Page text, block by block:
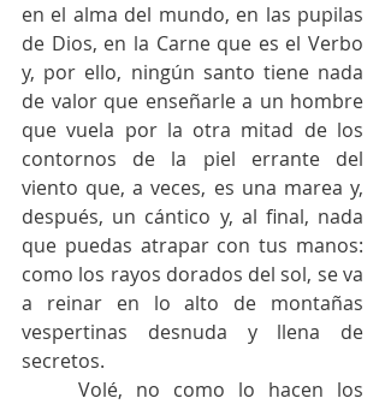
en el alma del mundo, en las pupilas
de Dios, en la Carne que es el Verbo
y, por ello, ningún santo tiene nada
de valor que enseñarle a un hombre
que vuela por la otra mitad de los
contornos de la piel errante del
viento que, a veces, es una marea y,
después, un cántico y, al final, nada
que puedas atrapar con tus manos:
como los rayos dorados del sol, se va
a reinar en lo alto de montañas
vespertinas desnuda y llena de
secretos.